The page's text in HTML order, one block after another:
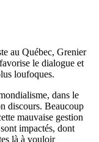
au Québec, Grenier
le dialogue et
loufoques.
dans le
discours. Beaucoup
mauvaise gestion
impactés, dont
là à vouloir